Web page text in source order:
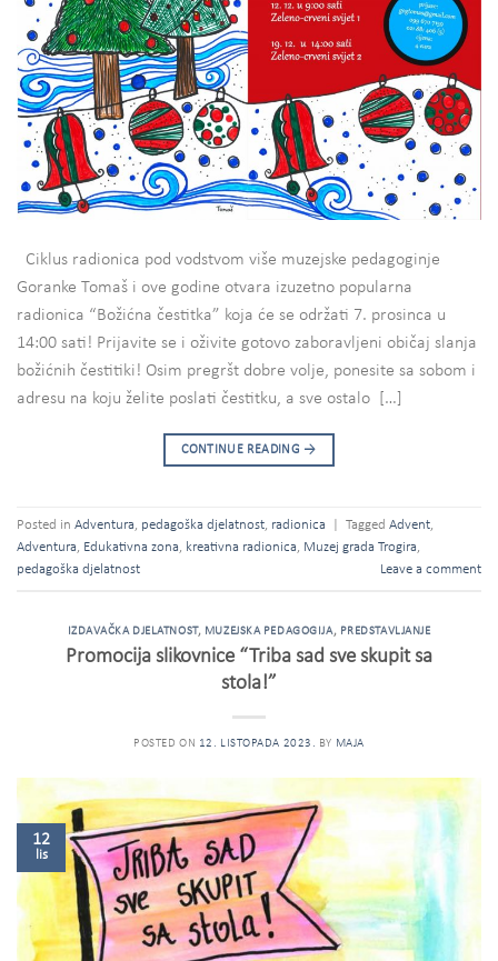
Ciklus radionica pod vodstvom više muzejske pedagoginje
Goranke Tomaš i ove godine otvara izuzetno popularna
radionica “Božićna čestitka” koja će se održati 7. prosinca u
14:00 sati! Prijavite se i oživite gotovo zaboravljeni običaj slanja
božićnih čestitiki! Osim pregršt dobre volje, ponesite sa sobom i
adresu na koju želite poslati čestitku, a sve ostalo […]
CONTINUE READING →
Posted in Adventura, pedagoška djelatnost, radionica Tagged Advent,
Adventura, Edukativna zona, kreativna radionica, Muzej grada Trogira,
pedagoška djelatnost
Leave a comment
IZDAVAČKA DJELATNOST, MUZEJSKA PEDAGOGIJA, PREDSTAVLJANJE
Promocija slikovnice “Triba sad sve skupit sa
stola!”
POSTED ON 12. LISTOPADA 2023. BY MAJA
12
lis